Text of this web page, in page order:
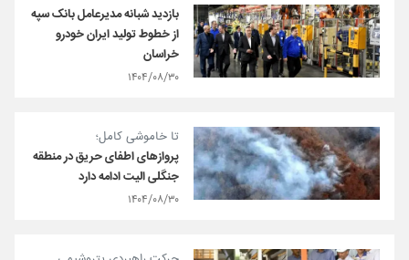
بازدید شبانه مدیرعامل بانک سپه
از خطوط تولید ایران خودرو
خراسان
۱۴۰۴/۰۸/۳۰
تا خاموشی کامل؛
پروازهای اطفای حریق در منطقه
جنگلی الیت ادامه دارد
۱۴۰۴/۰۸/۳۰